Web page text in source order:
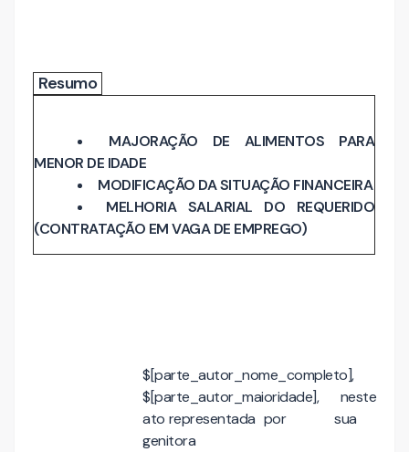
Resumo
MAJORAÇÃO DE ALIMENTOS PARA
MENOR DE IDADE
MODIFICAÇÃO DA SITUAÇÃO FINANCEIRA
MELHORIA SALARIAL DO REQUERIDO
(CONTRATAÇÃO EM VAGA DE EMPREGO)
$[parte_autor_nome_completo],
$[parte_autor_maioridade], neste
ato representada por sua
genitora